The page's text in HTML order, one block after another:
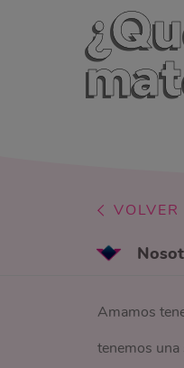
VOLVER
Amamos
tenemos una